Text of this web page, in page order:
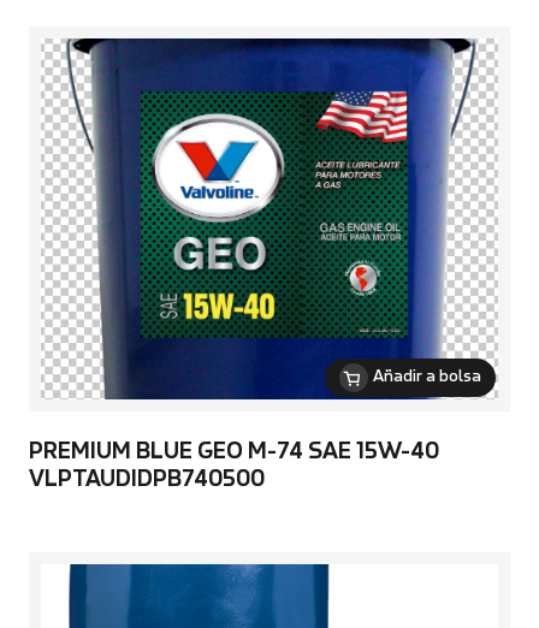
Añadir a bolsa
PREMIUM BLUE GEO M-74 SAE 15W-40
VLPTAUDIDPB740500